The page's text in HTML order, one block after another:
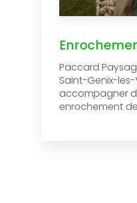
Paccard
Saint-Genix-
accompagner
enrochement